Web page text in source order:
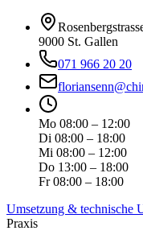
9000 St. Gallen
071 966 20 20
Mo 08:00 – 12:00
Di 08:00 – 18:00
Mi 08:00 – 12:00
Do 13:00 – 18:00
Fr 08:00 – 18:00
Umsetzung & technische
Praxis